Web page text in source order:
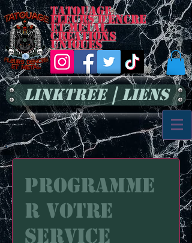
Tatouage
Fleurs d'encre
et métal
Créations
uniques
LinkTree | Liens
Programme
r votre
service